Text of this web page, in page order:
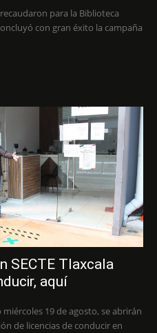
para la Biblioteca
SECTE Tlaxcala
aquí
19 de agosto, se abrirán
de licencias de conducir en